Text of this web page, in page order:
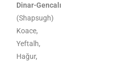
Dinar-Gencalı
(Shapsugh)
Koace,
Yeftalh,
Hağur,